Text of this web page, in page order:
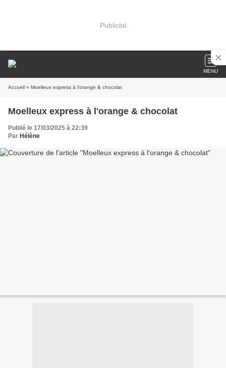
Publicité
MENU
Accueil » Moelleux express à l'orange & chocolat
Moelleux express à l'orange & chocolat
Publié le 17/03/2025 à 22:39
Par Hélène